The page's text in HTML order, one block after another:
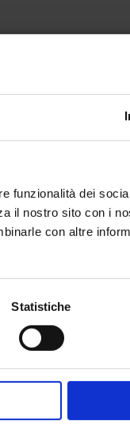
funzionalità dei
il nostro sito con i
con altre
Statistiche